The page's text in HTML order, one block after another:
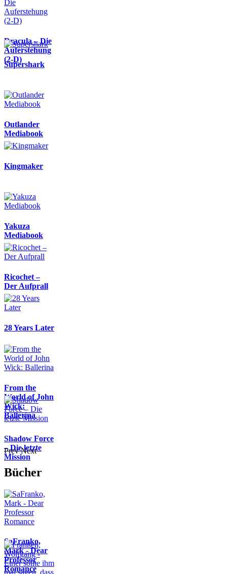
Dracula – Die
Auferstehung
(2-D)
Supershark
Outlander
Mediabook
Kingmaker
Yakuza
Mediabook
Ricochet –
Der Aufprall
28 Years Later
From the
World of John
Wick:
Ballerina
Shadow Force
– Die letzte
Mission
Prev Next
Bücher
SaFranko,
Mark - Dear
Professor
Romance